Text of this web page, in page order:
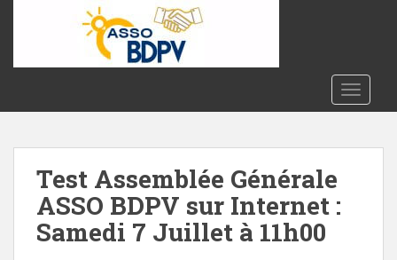
o
Test Assemblée Générale
ASSO BDPV sur Internet :
Samedi 7 Juillet à 11h00